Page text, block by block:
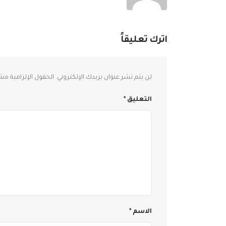
اترك تعليقاً
لن يتم نشر عنوان بريدك الإلكتروني. الحقول الإلزامية
التعليق*
الاسم*